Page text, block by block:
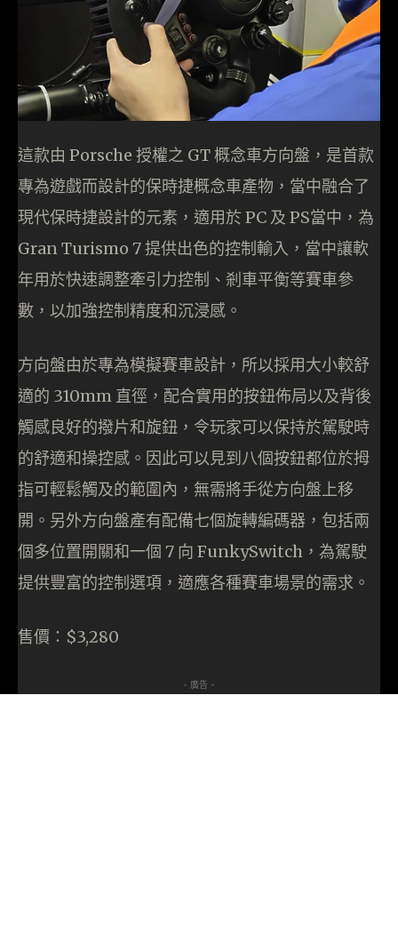
這款由 Porsche 授權之 GT 概念車方向盤，是首款
專為遊戲而設計的保時捷概念車產物，當中融合了
現代保時捷設計的元素，適用於 PC 及 PS當中，為
Gran Turismo 7 提供出色的控制輸入，當中讓軟
年用於快速調整牽引力控制、剎車平衡等賽車參
數，以加強控制精度和沉浸感。
方向盤由於專為模擬賽車設計，所以採用大小較舒
適的 310mm 直徑，配合實用的按鈕佈局以及背後
觸感良好的撥片和旋鈕，令玩家可以保持於駕駛時
的舒適和操控感。因此可以見到八個按鈕都位於拇
指可輕鬆觸及的範圍內，無需將手從方向盤上移
開。另外方向盤產有配備七個旋轉編碼器，包括兩
個多位置開關和一個 7 向 FunkySwitch，為駕駛
提供豐富的控制選項，適應各種賽車場景的需求。
售價：$3,280
- 廣告 -